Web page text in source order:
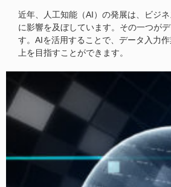
近年、人工知能（AI）の発展は、ビジ
に影響を及ぼしています。その一つが
す。AIを活用することで、データ入力
上を目指すことができます。